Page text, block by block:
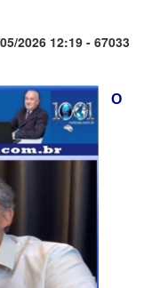
2026 12:19 - 67033
O